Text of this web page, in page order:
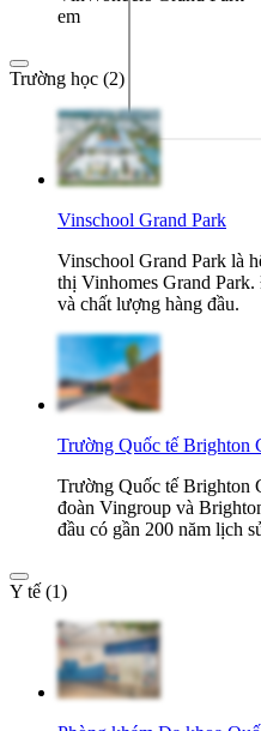
em
Trường học (2)
Vinschool Grand Park
Vinschool Grand Park là
thị Vinhomes Grand
và chất lượng hàng đầu.
Trường Quốc tế Brighton
Trường Quốc tế Brighton
đoàn Vingroup và
đầu có gần 200 năm lịch
Y tế (1)